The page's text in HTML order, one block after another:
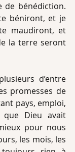
de bénédiction.
béniront, et je
maudiront, et
la terre seront
d’entre
promesses de
pays, emploi,
que Dieu avait
pour nous
les mois, les